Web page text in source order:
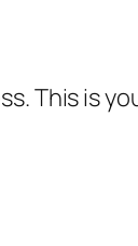
This is